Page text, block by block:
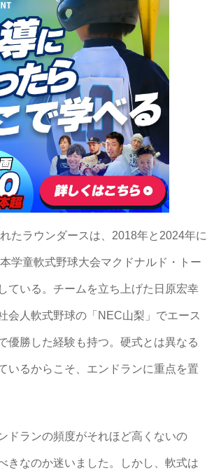
たラウンダースは、2018年と2024年に
本学童軟式野球大会マクドナルド・トー
ている。チームを立ち上げた日原宏幸
会人軟式野球の「NEC山梨」でエース
優勝した経験も持つ。硬式とは異なる
いるからこそ、エンドランに重点を置
ドランの頻度がそれほど高くないの
きなのか迷いました。しかし、軟式は